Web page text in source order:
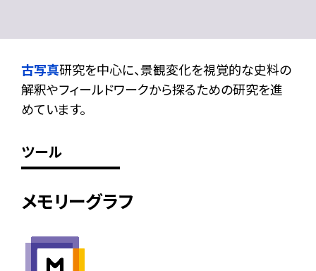
古写真研究を中心に、景観変化を視覚的な史料の
解釈やフィールドワークから探るための研究を進
めています。
ツール
メモリーグラフ